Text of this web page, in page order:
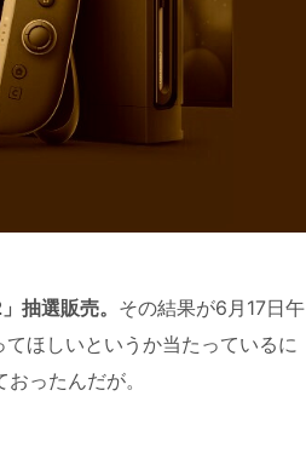
抽選販売。 その結果が6月17日午
ほしいというか当たっているに
ったんだが。